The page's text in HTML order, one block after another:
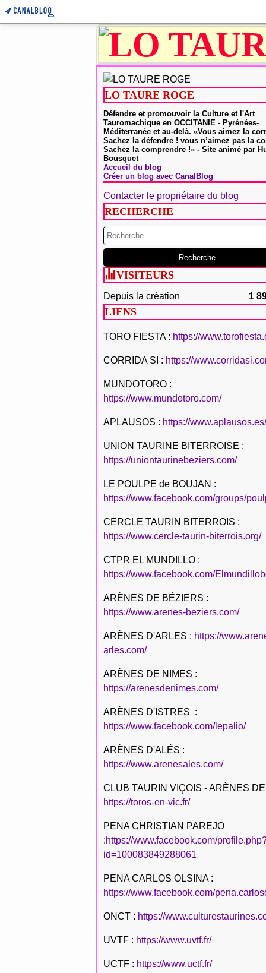
LO TAURE ROGE
Défendre et promouvoir la Culture et l'Art
Tauromachique en OCCITANIE - Pyrénées-
Méditerranée et au-delà. «Vous aimez la
Sachez la défendre ! vous n’aimez pas la
Sachez la comprendre !» - Site animé par
Bousquet
Accueil du blog
Créer un blog avec CanalBlog
Contacter le propriétaire du blog
RECHERCHE
VISITEURS
Depuis la création 1
LIENS
TORO FIESTA : https://
CORRIDA SI : https://
MUNDOTORO :
https://www.mundotoro.com/
APLAUSOS : https://www.aplausos.es/
UNION TAURINE BITERROISE :
https://uniontaurinebeziers.com/
LE POULPE de BOUJAN :
https://www.facebook.com/groups/
CERCLE TAURIN BITERROIS :
https://www.cercle-taurin-biterrois.org/
CTPR EL MUNDILLO :
https://www.facebook.com/
ARÈNES DE BÉZIERS :
https://www.arenes-beziers.com/
ARÈNES D'ARLES : https://
arles.com/
ARÈNES DE NIMES :
https://arenesdenimes.com/
ARÈNES D'ISTRES :
https://www.facebook.com/lepalio/
ARÈNES D'ALÉS :
https://www.arenesales.com/
CLUB TAURIN VIÇOIS - ARÈNES
https://toros-en-vic.fr/
PENA CHRISTIAN PAREJO
:https://www.facebook.com/
id=100083849288061
PENA CARLOS OLSINA :
https://www.facebook.com/
ONCT : https://
UVTF : https://www.uvtf.fr/
UCTF : https://www.uctf.fr/